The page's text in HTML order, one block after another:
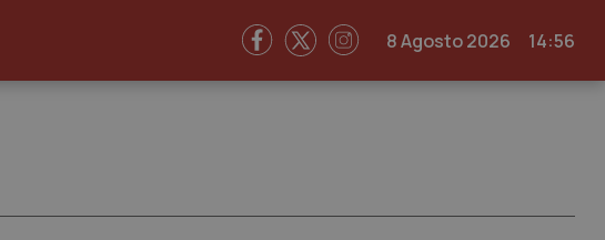
8 Agosto 2026 14:56